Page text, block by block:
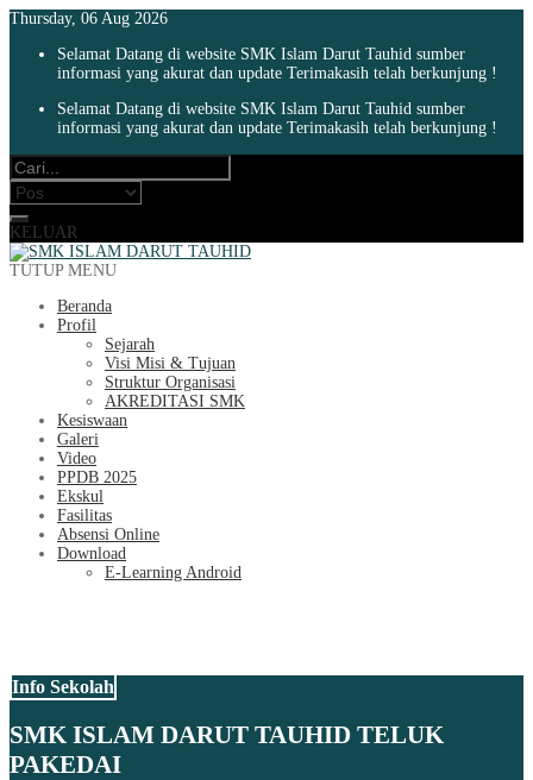
Thursday, 06 Aug 2026
Selamat Datang di website SMK Islam Darut Tauhid sumber
informasi yang akurat dan update Terimakasih telah berkunjung !
Selamat Datang di website SMK Islam Darut Tauhid sumber
informasi yang akurat dan update Terimakasih telah berkunjung !
KELUAR
TUTUP MENU
Beranda
Profil
Sejarah
Visi Misi & Tujuan
Struktur Organisasi
AKREDITASI SMK
Kesiswaan
Galeri
Video
PPDB 2025
Ekskul
Fasilitas
Absensi Online
Download
E-Learning Android
Info Sekolah
SMK ISLAM DARUT TAUHID TELUK
PAKEDAI